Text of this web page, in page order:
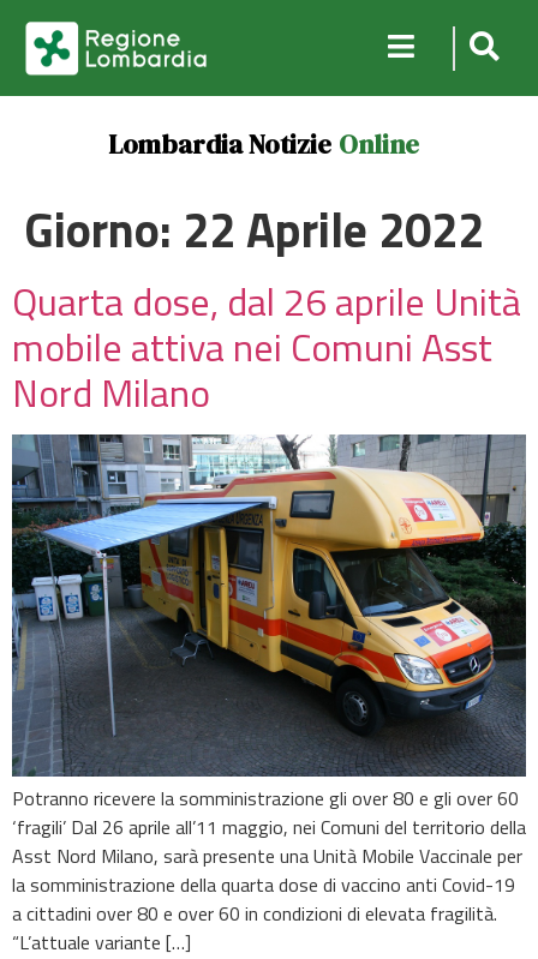
Lombardia Notizie Online
Giorno: 22 Aprile 2022
Quarta dose, dal 26 aprile Unità
mobile attiva nei Comuni Asst
Nord Milano
Potranno ricevere la somministrazione gli over 80 e gli over 60
‘fragili’ Dal 26 aprile all’11 maggio, nei Comuni del territorio della
Asst Nord Milano, sarà presente una Unità Mobile Vaccinale per
la somministrazione della quarta dose di vaccino anti Covid-19
a cittadini over 80 e over 60 in condizioni di elevata fragilità.
“L’attuale variante […]